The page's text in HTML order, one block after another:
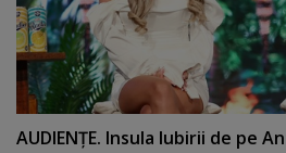
AUDIENŢE. Insula Iubirii de pe